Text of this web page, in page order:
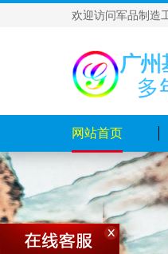
欢迎访问军品制造
网站首页